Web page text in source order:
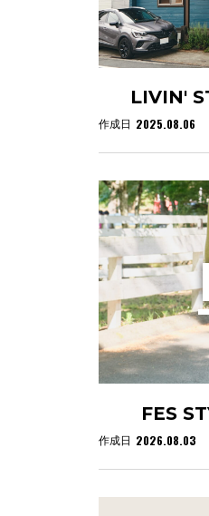
LIVIN'
作成日 2025.08.06
FES
作成日 2026.08.03